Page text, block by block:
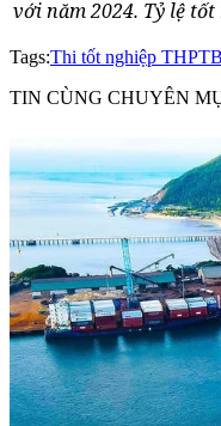
với năm 2024. Tỷ lệ tốt
Tags:Thi tốt nghiệp THPT
TIN CÙNG CHUYÊN